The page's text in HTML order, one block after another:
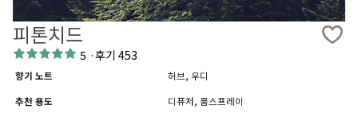
피톤치드
5 ·후기 453
향기 노트
허브, 우디
추천 용도
디퓨저, 룸스프레이